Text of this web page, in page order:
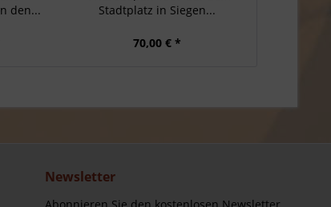
den...
Stadtplatz in Siegen...
70,00 € *
Newsletter